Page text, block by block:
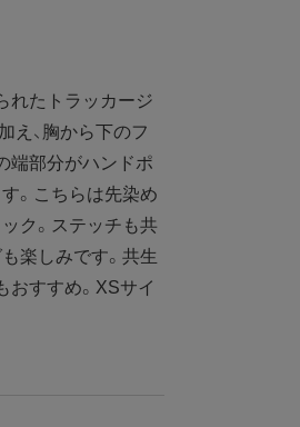
れたトラッカージ
え、胸から下のフ
端部分がハンドポ
。こちらは先染め
ク。ステッチも共
楽しみです。共生
おすすめ。XSサイ